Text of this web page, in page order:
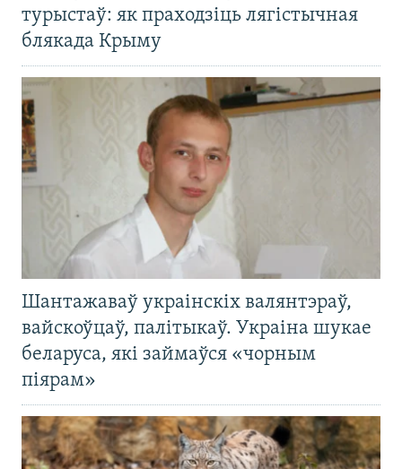
турыстаў: як праходзіць лягістычная
блякада Крыму
Шантажаваў украінскіх валянтэраў,
вайскоўцаў, палітыкаў. Украіна шукае
беларуса, які займаўся «чорным
піярам»